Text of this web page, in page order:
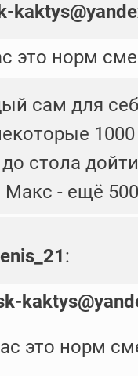
это норм
сам для
1000
стола
Макс - ещё
:
это норм